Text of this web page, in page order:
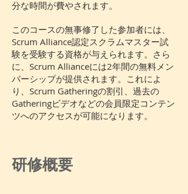
分な時間が費やされます。
このコースの無事修了した参加者には、
Scrum Alliance認定スクラムマスター試
験を受験する資格が与えられます。さら
に、Scrum Allianceには2年間の無料メン
バーシップが提供されます。これによ
り、Scrum Gatheringの割引、過去の
Gatheringビデオなどの会員限定コンテン
ツへのアクセスが可能になります。
研修概要